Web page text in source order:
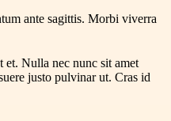
ante sagittis. Morbi viverra
Nulla nec nunc sit amet
justo pulvinar ut. Cras id